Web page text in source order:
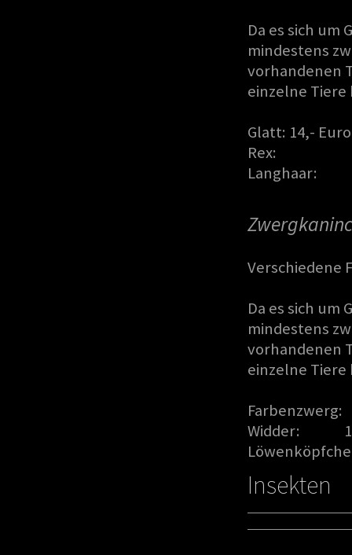
Da es sich
mindestens
vorhandenen
einzelne
Glatt: 14,- Euro
Rex:
Langhaar:
Verschiedene
Da es sich
mindestens
vorhandenen
einzelne
Widder:
Insekten